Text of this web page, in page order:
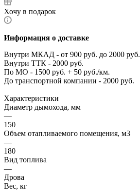
Хочу в подарок
Информация о доставке
Внутри МКАД - от 900 руб. до 2000 руб.
Внутри ТТК - 2000 руб.
По МО - 1500 руб. + 50 руб./км.
До транспортной компании - 2000 руб.
Характеристики
Диаметр дымохода, мм
—
150
Объем отапливаемого помещения, м3
—
180
Вид топлива
—
Дрова
Вес, кг